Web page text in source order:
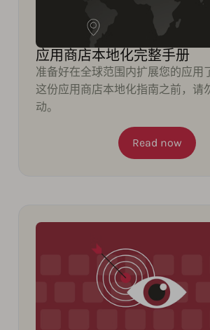
应用商店本地化完整手册
准备好在全球范围内扩展您的应用
这份应用商店本地化指南之前，请
动。
Read now